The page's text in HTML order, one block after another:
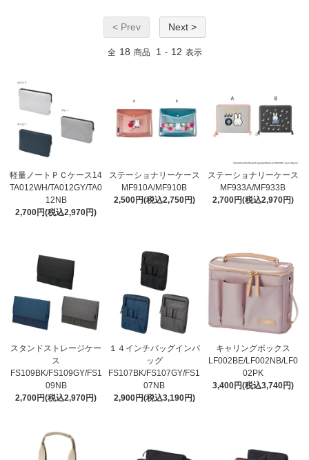
< Prev Next >
全 18 商品 1 - 12 表示
軽量ノートＰＣケース14
TA012WH/TA012GY/TA0
12NB
2,700円(税込2,970円)
ステーショナリーケース
MF910A/MF910B
2,500円(税込2,750円)
ステーショナリーケース
MF933A/MF933B
2,700円(税込2,970円)
スタンドストレージケー
ス
FS109BK/FS109GY/FS1
09NB
2,700円(税込2,970円)
１４インチバッグインバ
ッグ
FS107BK/FS107GY/FS1
07NB
2,900円(税込3,190円)
キャリングボックス
LF002BE/LF002NB/LF0
02PK
3,400円(税込3,740円)